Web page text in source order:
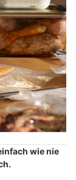
wie nie